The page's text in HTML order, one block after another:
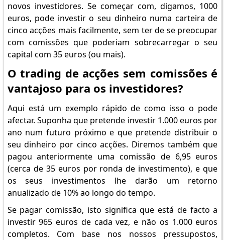
novos investidores. Se começar com, digamos, 1000
euros, pode investir o seu dinheiro numa carteira de
cinco acções mais facilmente, sem ter de se preocupar
com comissões que poderiam sobrecarregar o seu
capital com 35 euros (ou mais).
O trading de acções sem comissões é
vantajoso para os investidores?
Aqui está um exemplo rápido de como isso o pode
afectar. Suponha que pretende investir 1.000 euros por
ano num futuro próximo e que pretende distribuir o
seu dinheiro por cinco acções. Diremos também que
pagou anteriormente uma comissão de 6,95 euros
(cerca de 35 euros por ronda de investimento), e que
os seus investimentos lhe darão um retorno
anualizado de 10% ao longo do tempo.
Se pagar comissão, isto significa que está de facto a
investir 965 euros de cada vez, e não os 1.000 euros
completos. Com base nos nossos pressupostos,